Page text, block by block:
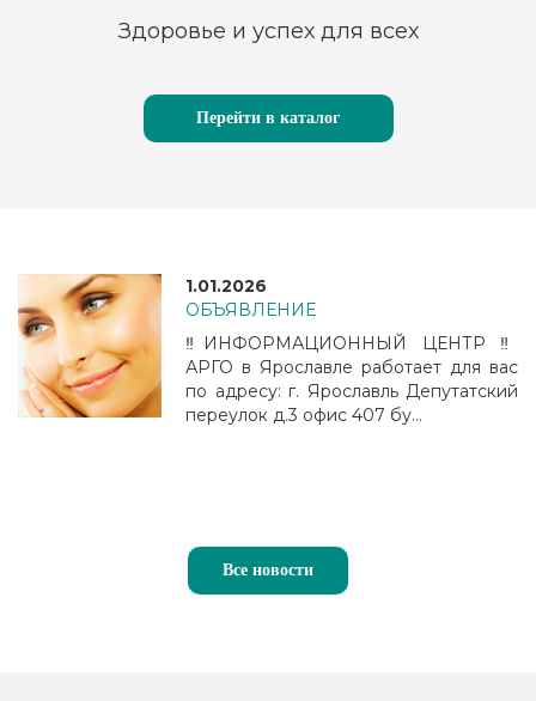
Здоровье и успех для всех
Перейти в каталог
1.01.2026
ОБЪЯВЛЕНИЕ
‼️ИНФОРМАЦИОННЫЙ ЦЕНТР ‼️
АРГО в Ярославле работает для вас
по адресу: г. Ярославль Депутатский
переулок д.3 офис 407 бу...
Все новости